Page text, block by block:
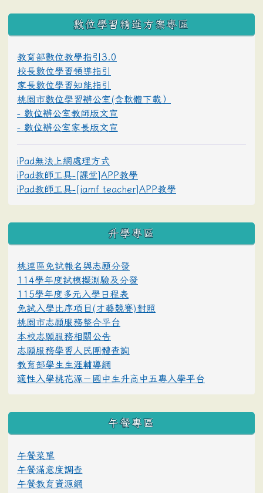
數位學習精進方案專區
教育部數位教學指引3.0
校長數位學習領導指引
家長數位學習知能指引
桃園市數位學習辦公室(含軟體下載）
- 數位辦公室教師版文宣
- 數位辦公室家長版文宣
iPad無法上網處理方式
iPad教師工具-[課堂]APP教學
iPad教師工具-[jamf teacher]APP教學
升學專區
桃連區免試報名與志願分發
114學年度試模擬測驗及分發
115學年度多元入學日程表
免試入學比序項目(才藝競賽)對照
桃園市志願服務整合平台
本校志願服務相關公告
志願服務學習人民團體查詢
教育部學生生涯輔導網
適性入學桃花源－國中生升高中五專入學平台
午餐專區
午餐菜單
午餐滿意度調查
午餐教育資源網